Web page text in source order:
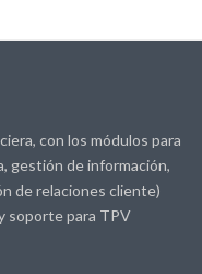
con los módulos para
gestión de información,
de relaciones cliente)
soporte para TPV